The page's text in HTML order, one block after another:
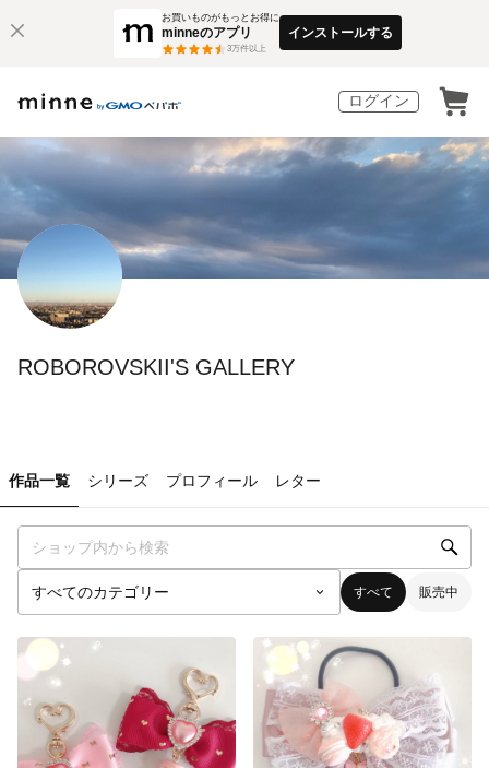
お買いものがもっとお得に
minneのアプリ
3万件以上
インストールする
ログイン
ROBOROVSKII'S GALLERY
作品一覧 シリーズ プロフィール レター
すべて 販売中